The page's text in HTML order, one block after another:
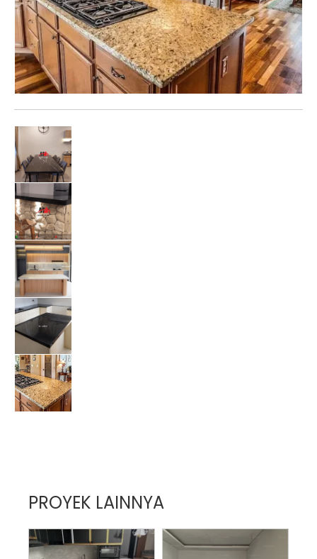
PROYEK LAINNYA